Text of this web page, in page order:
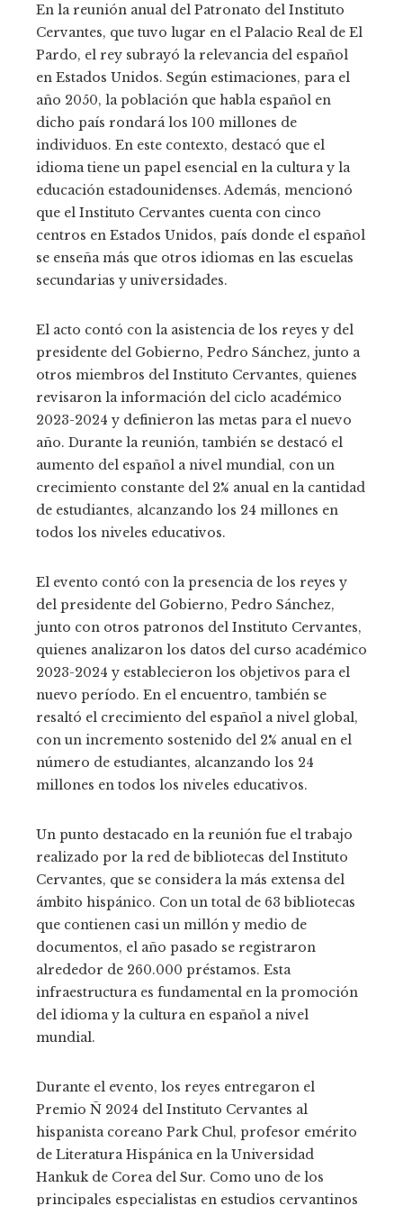
En la reunión anual del Patronato del Instituto
Cervantes, que tuvo lugar en el Palacio Real de El
Pardo, el rey subrayó la relevancia del español
en Estados Unidos. Según estimaciones, para el
año 2050, la población que habla español en
dicho país rondará los 100 millones de
individuos. En este contexto, destacó que el
idioma tiene un papel esencial en la cultura y la
educación estadounidenses. Además, mencionó
que el Instituto Cervantes cuenta con cinco
centros en Estados Unidos, país donde el español
se enseña más que otros idiomas en las escuelas
secundarias y universidades.
El acto contó con la asistencia de los reyes y del
presidente del Gobierno, Pedro Sánchez, junto a
otros miembros del Instituto Cervantes, quienes
revisaron la información del ciclo académico
2023-2024 y definieron las metas para el nuevo
año. Durante la reunión, también se destacó el
aumento del español a nivel mundial, con un
crecimiento constante del 2% anual en la cantidad
de estudiantes, alcanzando los 24 millones en
todos los niveles educativos.
El evento contó con la presencia de los reyes y
del presidente del Gobierno, Pedro Sánchez,
junto con otros patronos del Instituto Cervantes,
quienes analizaron los datos del curso académico
2023-2024 y establecieron los objetivos para el
nuevo período. En el encuentro, también se
resaltó el crecimiento del español a nivel global,
con un incremento sostenido del 2% anual en el
número de estudiantes, alcanzando los 24
millones en todos los niveles educativos.
Un punto destacado en la reunión fue el trabajo
realizado por la red de bibliotecas del Instituto
Cervantes, que se considera la más extensa del
ámbito hispánico. Con un total de 63 bibliotecas
que contienen casi un millón y medio de
documentos, el año pasado se registraron
alrededor de 260.000 préstamos. Esta
infraestructura es fundamental en la promoción
del idioma y la cultura en español a nivel
mundial.
Durante el evento, los reyes entregaron el
Premio Ñ 2024 del Instituto Cervantes al
hispanista coreano Park Chul, profesor emérito
de Literatura Hispánica en la Universidad
Hankuk de Corea del Sur. Como uno de los
principales especialistas en estudios cervantinos